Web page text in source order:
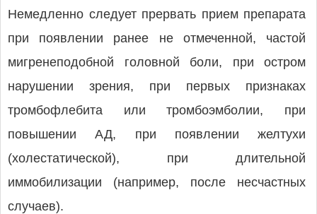
Немедленно следует прервать прием препарата
при появлении ранее не отмеченной, частой
мигренеподобной головной боли, при остром
нарушении зрения, при первых признаках
тромбофлебита или тромбоэмболии, при
повышении АД, при появлении желтухи
(холестатической), при длительной
иммобилизации (например, после несчастных
случаев).